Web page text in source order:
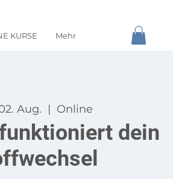
KURSE Mehr
Aug.
  |
Online
dein